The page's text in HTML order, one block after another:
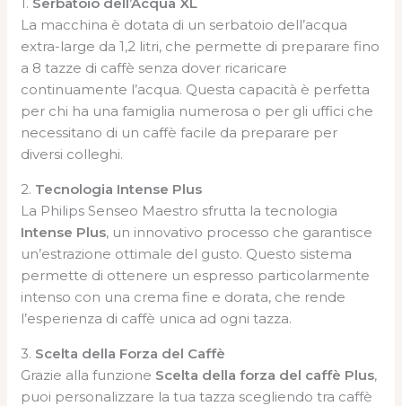
La macchina è dotata di un serbatoio dell’acqua
extra-large da 1,2 litri, che permette di preparare fino
a 8 tazze di caffè senza dover ricaricare
continuamente l’acqua. Questa capacità è perfetta
per chi ha una famiglia numerosa o per gli uffici che
necessitano di un caffè facile da preparare per
diversi colleghi.
2. Tecnologia Intense Plus
La Philips Senseo Maestro sfrutta la tecnologia
Intense Plus, un innovativo processo che garantisce
un’estrazione ottimale del gusto. Questo sistema
permette di ottenere un espresso particolarmente
intenso con una crema fine e dorata, che rende
l’esperienza di caffè unica ad ogni tazza.
3. Scelta della Forza del Caffè
Grazie alla funzione Scelta della forza del caffè Plus,
puoi personalizzare la tua tazza scegliendo tra caffè